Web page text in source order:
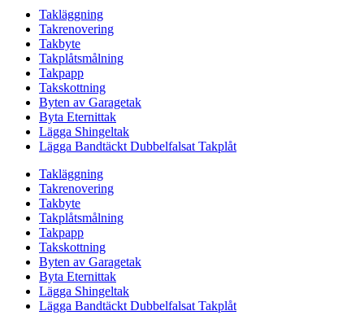
Takläggning
Takrenovering
Takbyte
Takplåtsmålning
Takpapp
Takskottning
Byten av Garagetak
Byta Eternittak
Lägga Shingeltak
Lägga Bandtäckt Dubbelfalsat Takplåt
Takläggning
Takrenovering
Takbyte
Takplåtsmålning
Takpapp
Takskottning
Byten av Garagetak
Byta Eternittak
Lägga Shingeltak
Lägga Bandtäckt Dubbelfalsat Takplåt